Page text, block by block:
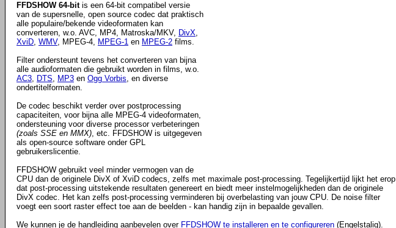
FFDSHOW 64-bitis een 64-bit compatibel versie
van de supersnelle, open source codec dat praktisch
alle populaire/bekende videoformaten kan
converteren, w.o. AVC, MP4, Matroska/MKV, DivX,
XviD, WMV, MPEG-4, MPEG-1 en MPEG-2 films.
Filter ondersteunt tevens het converteren van bijna
alle audioformaten die gebruikt worden in films, w.o.
AC3, DTS, MP3 en Ogg Vorbis, en diverse
ondertitelformaten.
De codec beschikt verder over postprocessing
capaciteiten, voor bijna alle MPEG-4 videoformaten,
ondersteuning voor diverse processor verbeteringen
(zoals SSE en MMX), etc. FFDSHOW is uitgegeven
als open-source software onder GPL
gebruikerslicentie.
FFDSHOW gebruikt veel minder vermogen van de
CPU dan de originele DivX of XviD codecs, zelfs met maximale post-processing. Tegelijkertijd lijkt het erop
dat post-processing uitstekende resultaten genereert en biedt meer instelmogelijkheden dan de originele
DivX codec. Het kan zelfs post-processing verminderen bij overbelasting van jouw CPU. De noise filter
voegt een soort raster effect toe aan de beelden - kan handig zijn in bepaalde gevallen.
We kunnen je de handleiding aanbevelen over FFDSHOW te installeren en te configureren (Engelstalig).